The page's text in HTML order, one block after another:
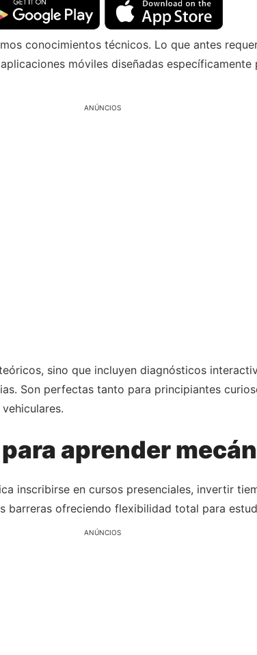
conocimientos técnicos. Lo que antes
móviles diseñadas
ANÚNCIOS
sino que incluyen diagnósticos
Son perfectas tanto para principiantes
aprender
inscribirse en cursos presenciales, invertir
barreras ofreciendo flexibilidad total para
ANÚNCIOS